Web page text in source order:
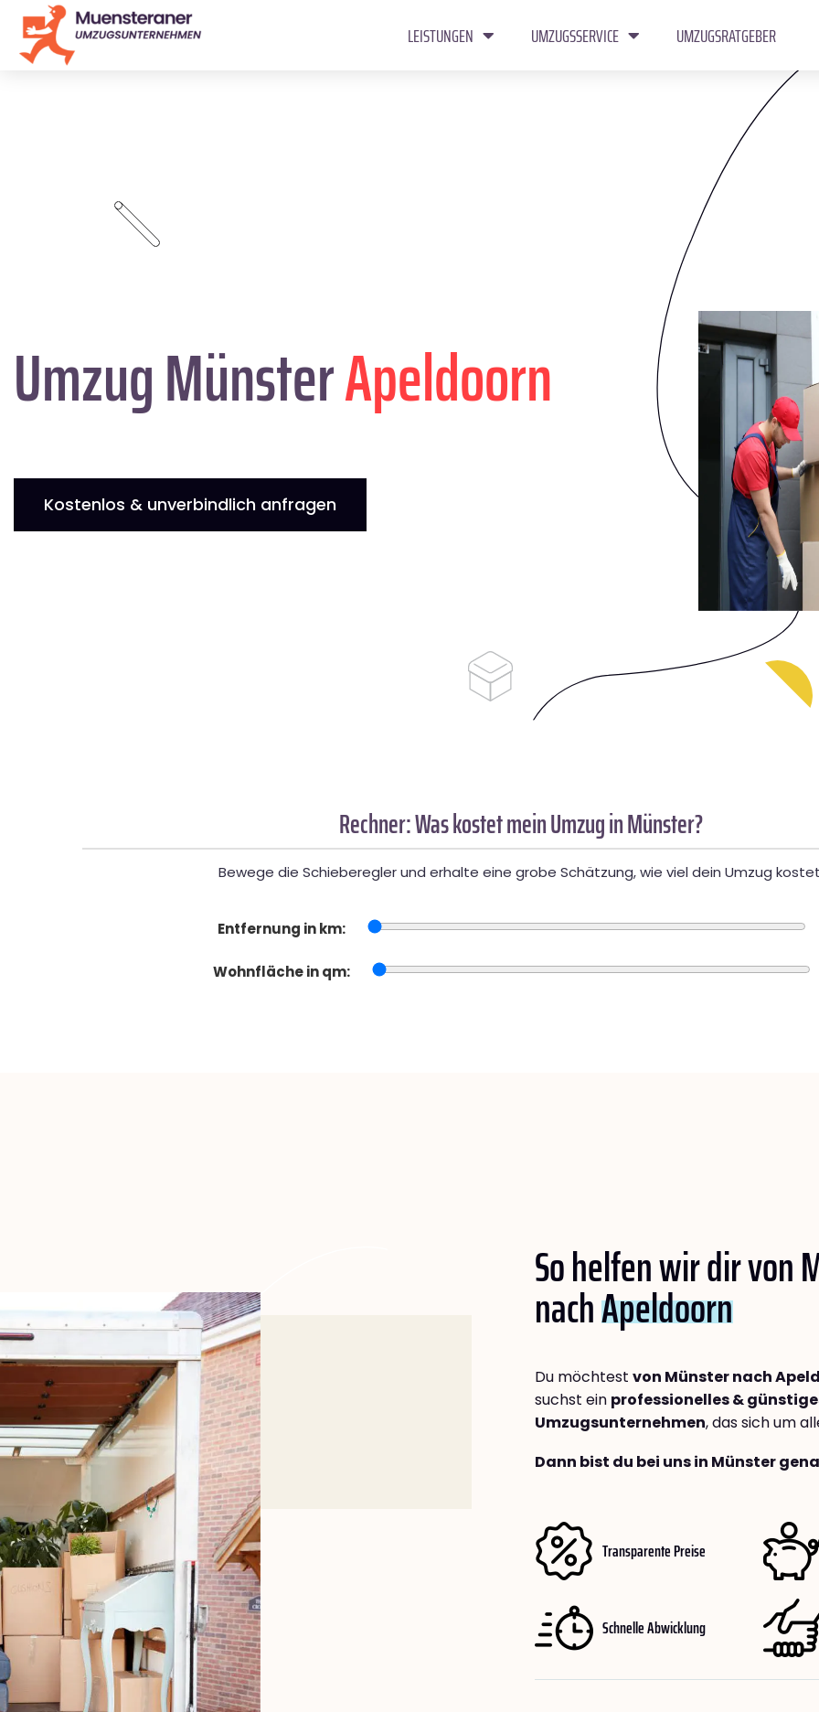
LEISTUNGEN UMZUGSSERVICE UMZUGSRATGEBER
Umzug MünsterApeldoorn
Kostenlos & unverbindlich anfragen
Rechner: Was kostet mein Umzug in Münster?
Bewege die Schieberegler und erhalte eine grobe Schätzung, wie viel dein Umzug
Entfernung in km:
Wohnfläche in qm:
So helfen wir dir von
nachApeldoorn
Du möchtest von Münster nach
suchst ein professionelles &
Umzugsunternehmen, das sich um
Dann bist du bei uns in Münster
Transparente Preise
Schnelle Abwicklung